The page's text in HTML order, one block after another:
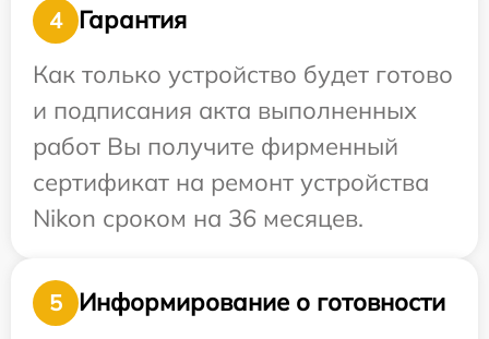
4
Гарантия
Как только устройство будет готово
и подписания акта выполненных
работ Вы получите фирменный
сертификат на ремонт устройства
Nikon сроком на 36 месяцев.
5
Информирование о готовности